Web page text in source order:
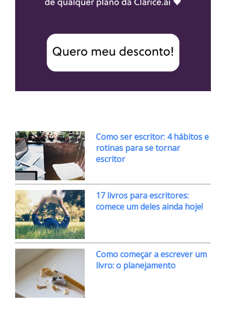
Como ser escritor: 4 hábitos e
rotinas para se tornar
escritor
17 livros para escritores:
comece um deles ainda hoje!
Como começar a escrever um
livro: o planejamento